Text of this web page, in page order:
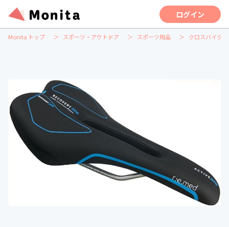
ログイン
Monita トップ スポーツ・アウトドア スポーツ用品 クロスバイク